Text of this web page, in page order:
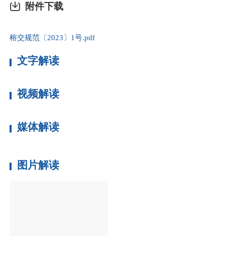
附件下载
榕交规范〔2023〕1号.pdf
文字解读
视频解读
媒体解读
图片解读